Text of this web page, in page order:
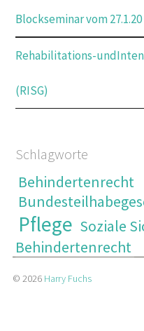
Blockseminar vom 27.1.20
Rehabilitations-
(RISG)
Schlagworte
Behindertenrecht
Pflege Soziale
Behindertenrecht
© 2026 Harry Fuchs